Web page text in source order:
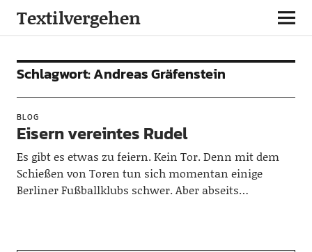
Textilvergehen
Schlagwort:Andreas Gräfenstein
BLOG
Eisern vereintes Rudel
Es gibt es etwas zu feiern. Kein Tor. Denn mit dem
Schießen von Toren tun sich momentan einige
Berliner Fußballklubs schwer. Aber abseits…